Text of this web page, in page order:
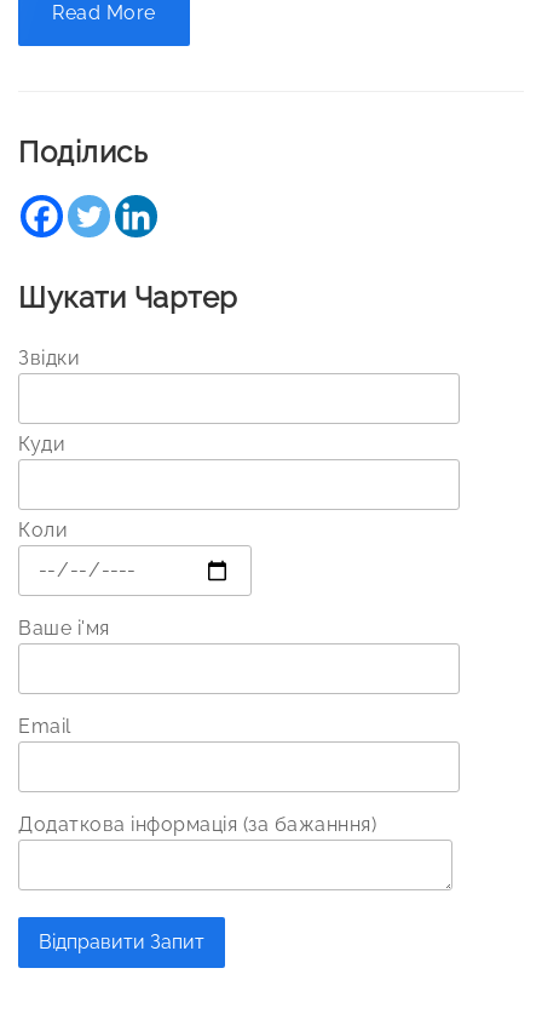
Read More
Поділись
Шукати Чартер
Звідки
Куди
Коли
Ваше і'мя
Email
Додаткова інформація (за бажанння)